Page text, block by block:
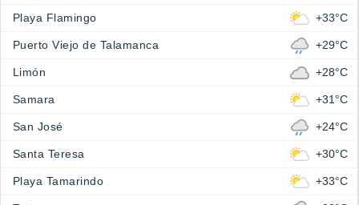
Playa Flamingo +33°C
Puerto Viejo de Talamanca +29°C
Limón +28°C
Samara +31°C
San José +24°C
Santa Teresa +30°C
Playa Tamarindo +33°C